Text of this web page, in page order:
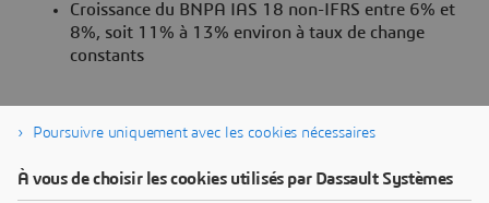
Croissance du BNPA IAS 18 non-IFRS entre 6% et
8%, soit 11% à 13% environ à taux de change
constants
À propos de Dassault Systèmes
Poursuivre uniquement avec les cookies nécessaires
À vous de choisir les cookies utilisés par Dassault Systèmes